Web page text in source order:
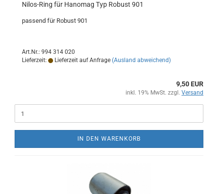
Nilos-Ring für Hanomag Typ Robust 901
passend für Robust 901
Art.Nr.: 994 314 020
Lieferzeit:
Lieferzeit auf Anfrage (Ausland abweichend)
9,50 EUR
inkl. 19% MwSt. zzgl. Versand
IN DEN WARENKORB